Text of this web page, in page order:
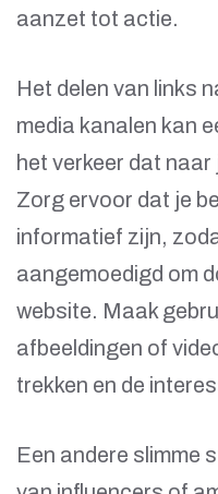
aanzet tot actie.
Het delen van links
media kanalen kan
het verkeer dat
Zorg ervoor dat je
informatief zijn,
aangemoedigd om
website. Maak
afbeeldingen of
trekken en de
Een andere slimme